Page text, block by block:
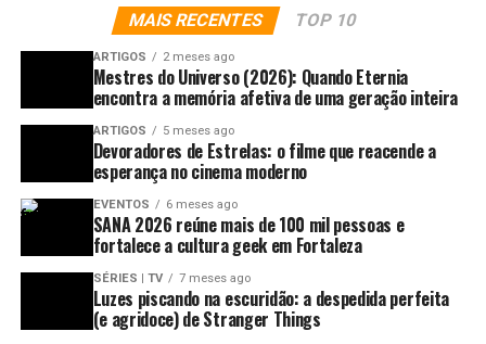
MAIS RECENTES TOP 10
ARTIGOS 2 meses ago
Mestres do Universo (2026): Quando Eternia
encontra a memória afetiva de uma geração inteira
ARTIGOS 5 meses ago
Devoradores de Estrelas: o filme que reacende a
esperança no cinema moderno
EVENTOS 6 meses ago
SANA 2026 reúne mais de 100 mil pessoas e
fortalece a cultura geek em Fortaleza
SÉRIES | TV 7 meses ago
Luzes piscando na escuridão: a despedida perfeita
(e agridoce) de Stranger Things